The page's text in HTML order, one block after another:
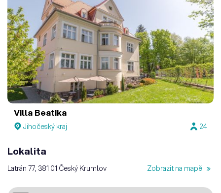
Villa Beatika
Jihočeský kraj 24
Lokalita
Latrán 77, 381 01 Český Krumlov Zobrazit na mapě